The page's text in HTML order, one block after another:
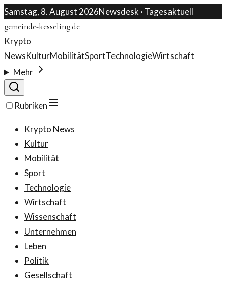
Samstag, 8. August 2026Newsdesk · Tagesaktuell
gemeinde-kesseling.de
Krypto
NewsKulturMobilitätSportTechnologieWirtschaft
Mehr
Rubriken
Krypto News
Kultur
Mobilität
Sport
Technologie
Wirtschaft
Wissenschaft
Unternehmen
Leben
Politik
Gesellschaft